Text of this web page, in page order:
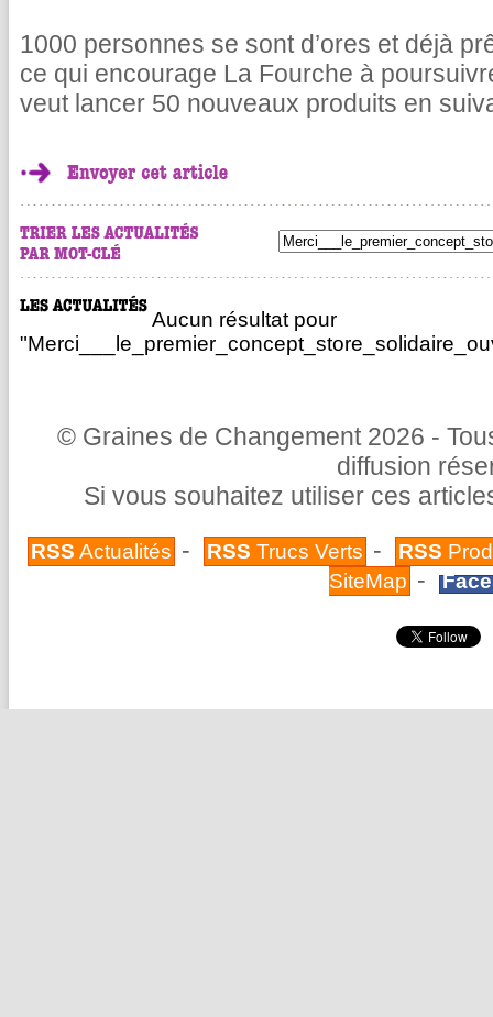
1000 personnes se sont d’ores et déjà
ce qui encourage La Fourche à
veut lancer 50 nouveaux produits en
Aucun résultat pour
© Graines de Changement 2026 -
diffusion
Si vous souhaitez utiliser ces
RSS Actualités - RSS Trucs Verts - RSS
SiteMap -